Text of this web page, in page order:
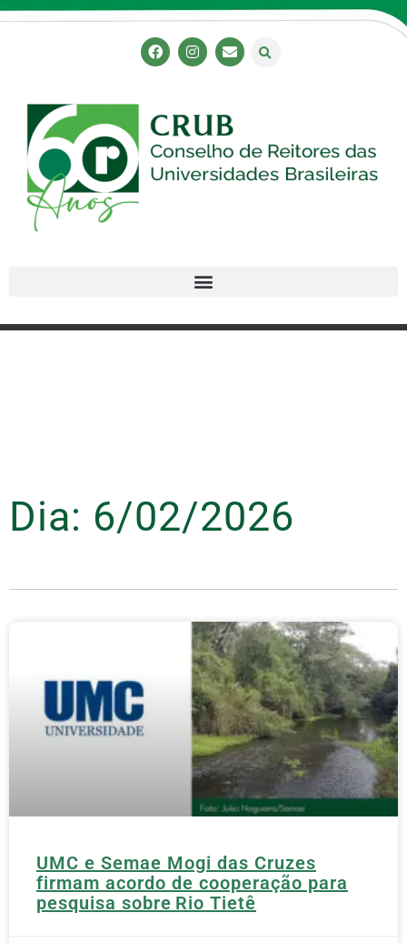
Dia: 6/02/2026
UMC e Semae Mogi das Cruzes
firmam acordo de cooperação para
pesquisa sobre Rio Tietê